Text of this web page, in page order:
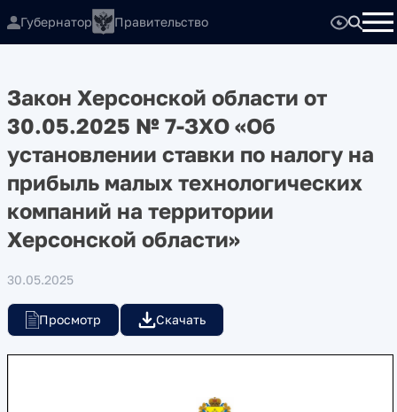
Губернатор Правительство
Закон Херсонской области от
30.05.2025 № 7-ЗХО «Об
установлении ставки по налогу на
прибыль малых технологических
компаний на территории
Херсонской области»
30.05.2025
Просмотр Скачать